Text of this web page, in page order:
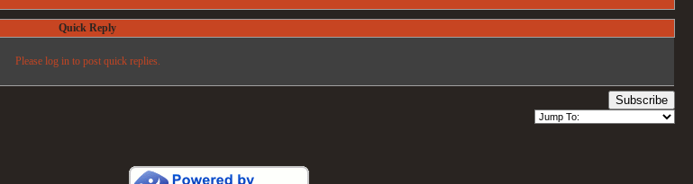
Quick Reply
Please log in to post quick replies.
Subscribe